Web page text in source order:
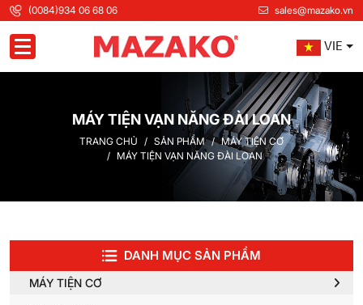
(0084)934 06 68 06 sales@mazako.vn
Toggle navigation VIE
MÁY TIỆN VẠN NĂNG ĐÀI LOAN
TRANG CHỦ SẢN PHẨM
MÁY TIỆN CƠ
MÁY TIỆN VẠN NĂNG ĐÀI LOAN
DANH MỤC SẢN PHẨM
MÁY TIỆN CƠ